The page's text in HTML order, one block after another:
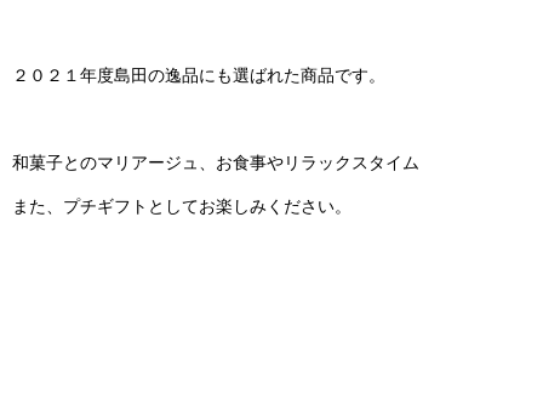
２０２１年度島田の逸品にも選ばれた商品です。
和菓子とのマリアージュ、お食事やリラックスタイム
また、プチギフトとしてお楽しみください。